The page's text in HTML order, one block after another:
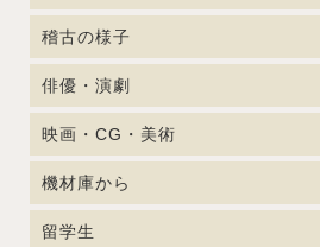
稽古の様子
俳優・演劇
映画・CG・美術
機材庫から
留学生